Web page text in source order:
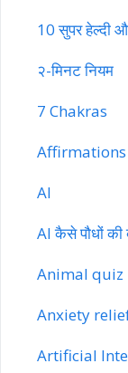
10 सुपर हेल्दी
२-मिनट नियम
7 Chakras
Affirmations
AI
AI कैसे पौधों की
Animal quiz
Anxiety
Artificial